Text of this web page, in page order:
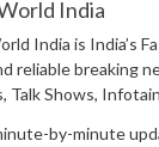
India
India is India’s
reliable breaking
Talk Shows,
by-minute